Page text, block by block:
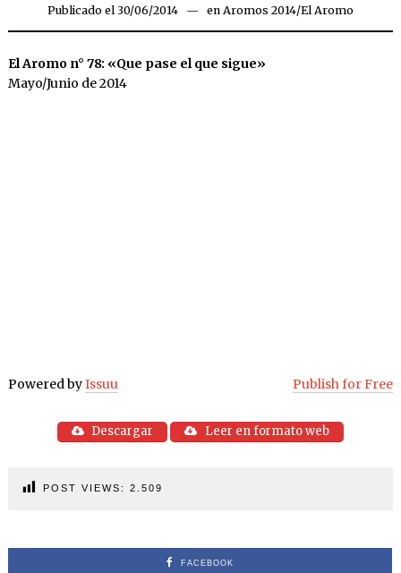
Publicado el 30/06/201406/03/2019
en Aromos 2014/El Aromo
El Aromo n° 78: «Que pase el que sigue»
Mayo/Junio de 2014
Powered byIssuu Publish for Free
Descargar Leer en formato web
POST VIEWS: 2.509
FACEBOOK